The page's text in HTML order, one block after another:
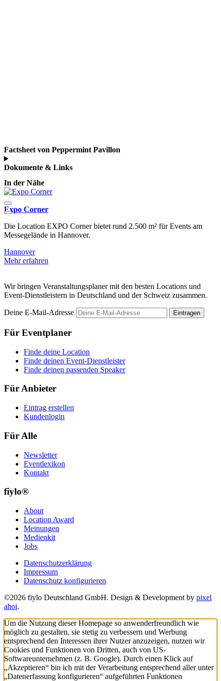
Factsheet von Peppermint Pavillon
Dokumente & Links
In der Nähe
Expo Corner
Die Location EXPO Corner bietet rund 2.500 m² für Events am
Messegelände in Hannover.
Hannover
Mehr erfahren
Wir bringen Veranstaltungsplaner mit den besten Locations und
Event-Dienstleistern in Deutschland und der Schweiz zusammen.
Deine E-Mail-Adresse Eintragen
Für Eventplaner
Finde deine Location
Finde deinen Event-Dienstleister
Finde deinen passenden Speaker
Für Anbieter
Eintrag erstellen
Kundenlogin
Für Alle
Newsletter
Eventlexikon
Kontakt
fiylo®
About
Location Award
Meinungen
Medienkit
Jobs
Datenschutzerklärung
Impressum
Datenschutz konfigurieren
©2026 fiylo Deutschland GmbH. Design & Development by pixel
ahoi.
Um die Nutzung dieser Homepage so anwenderfreundlich wie
möglich zu gestalten, sie stetig zu verbessern und Werbung
entsprechend den Interessen ihrer Nutzer anzuzeigen, nutzen wir
Cookies und Funktionen von Dritten, auch von US-
Softwareunternehmen (z. B. Google). Durch einen Klick auf
„Akzeptieren“ bin ich mit der Verarbeitung entsprechend aller unter
„Datenerfassung konfigurieren“ aufgeführten Funktionen